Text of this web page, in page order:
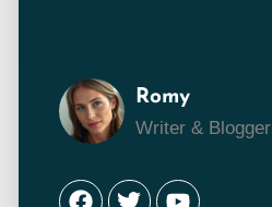
Romy
Writer & Blogger
Facebook
TwitterYoutube